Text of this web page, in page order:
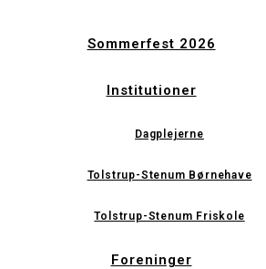
Sommerfest 2026
Institutioner
Dagplejerne
Tolstrup-Stenum Børnehave
Tolstrup-Stenum Friskole
Foreninger